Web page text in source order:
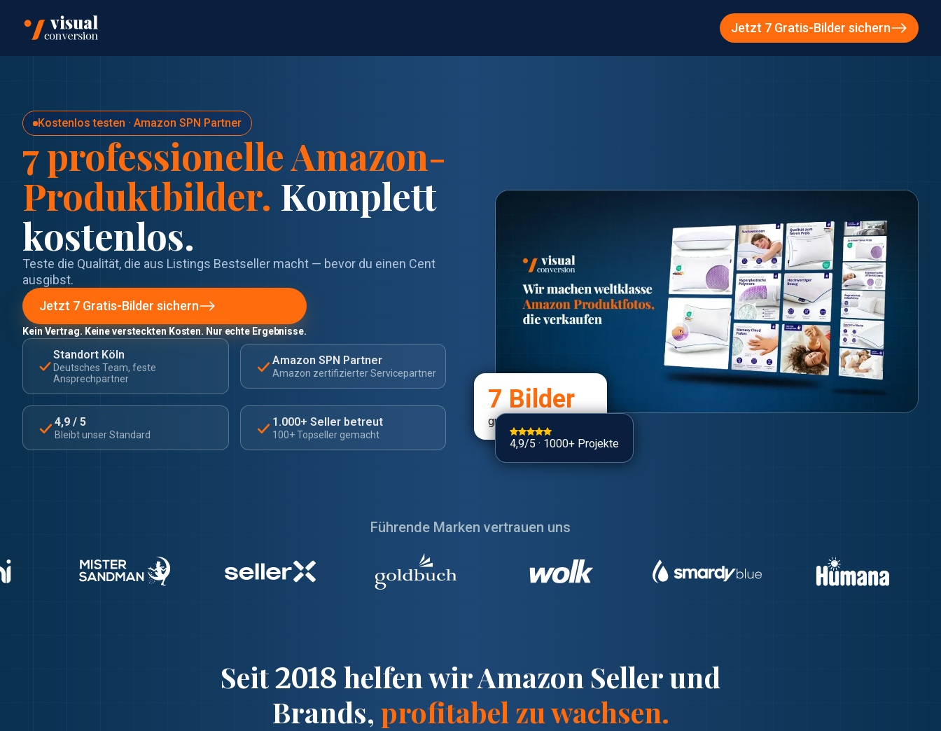
Jetzt 7 Gratis-Bilder sichern
Kostenlos testen · Amazon SPN Partner
7 professionelle Amazon-
Produktbilder. Komplett
kostenlos.
Teste die Qualität, die aus Listings Bestseller macht — bevor du einen Cent
ausgibst.
Jetzt 7 Gratis-Bilder sichern
Kein Vertrag. Keine versteckten Kosten. Nur echte Ergebnisse.
Standort Köln
Deutsches Team, feste
Ansprechpartner
Amazon SPN Partner
Amazon zertifizierter Servicepartner
4,9 / 5
Bleibt unser Standard
1.000+ Seller betreut
100+ Topseller gemacht
7 Bilder
gratis & unverbindlich
4,9/5 · 1000+ Projekte
Führende Marken vertrauen uns
Seit2018 helfen wir Amazon Seller und
Brands, profitabel zu wachsen.